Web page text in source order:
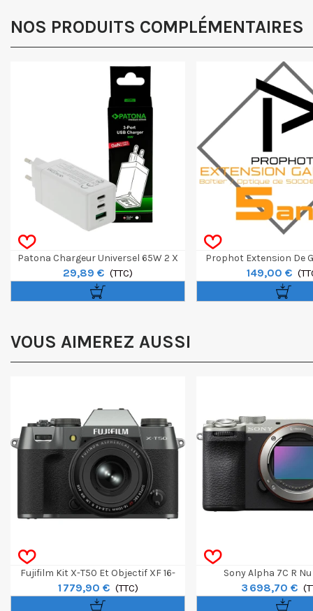
NOS PRODUITS COMPLÉMENTAIRES
Patona Chargeur Universel 65W 2 X
USB-C Et 1 X USB-A
29,89 € (TTC)
Prophot Extension De
Ans Boîtier/Optique
149,00 €
VOUS AIMEREZ AUSSI
Fujifilm Kit X-T50 Et Objectif XF 16-
50mm F/2.8-4.8R LM WR - Charcoal
1 779,90 € (TTC)
Sony Alpha 7C R
3 698,70 €